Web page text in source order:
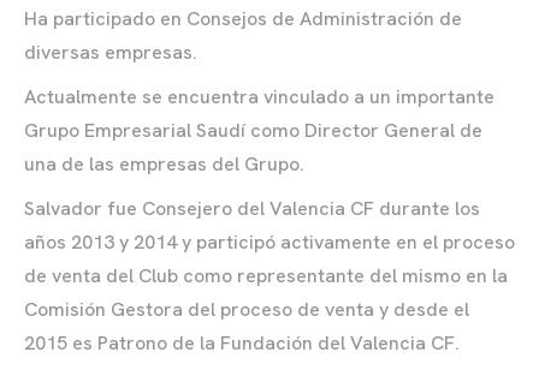
Ha participado en Consejos de Administración de
diversas empresas.
Actualmente se encuentra vinculado a un importante
Grupo Empresarial Saudí como Director General de
una de las empresas del Grupo.
Salvador fue Consejero del Valencia CF durante los
años 2013 y 2014 y participó activamente en el proceso
de venta del Club como representante del mismo en la
Comisión Gestora del proceso de venta y desde el
2015 es Patrono de la Fundación del Valencia CF.